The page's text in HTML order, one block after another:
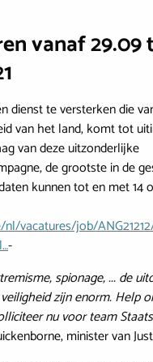
vanaf 29.09
dienst te versterken die
van het land, komt tot
van deze uitzonderlijke
de grootste in de
kunnen tot en met 14
vacatures/job/
-
spionage, ... de
zijn enorm. Help
nu voor team
minister van